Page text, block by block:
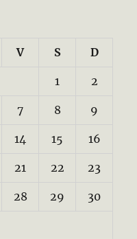
V S D
1 2
7 8 9
14 15 16
21 22 23
28 29 30